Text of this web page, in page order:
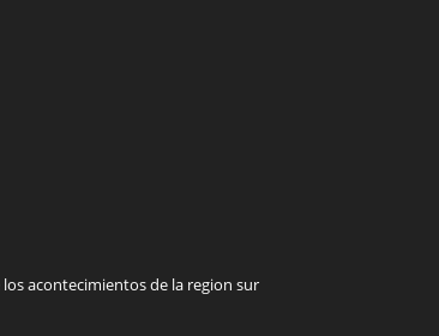
acontecimientos de la region sur